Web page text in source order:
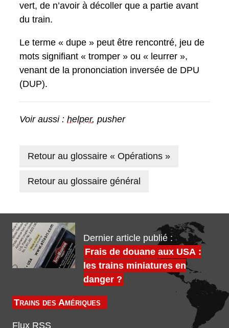
vert, de n’avoir à décoller que a partie avant
du train.
Le terme « dupe » peut être rencontré, jeu de
mots signifiant « tromper » ou « leurrer »,
venant de la prononciation inversée de DPU
(DUP).
Voir aussi : helper, pusher
Retour au glossaire « Opérations »
Retour au glossaire général
Dernier article publié :
Frais de douane aux USA :
les trains miniatures en
danger ?
Trains des Amériques
Flux RSS